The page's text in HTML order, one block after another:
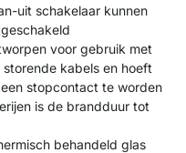
uit schakelaar kunnen
voor gebruik met
kabels en hoeft
stopcontact te worden
is de brandduur tot
behandeld glas